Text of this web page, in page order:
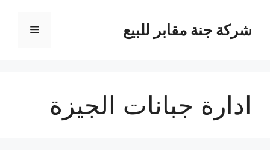
المحتوىشركة جنة مقابر للبيع القائمة
ادارة جبانات الجيزة